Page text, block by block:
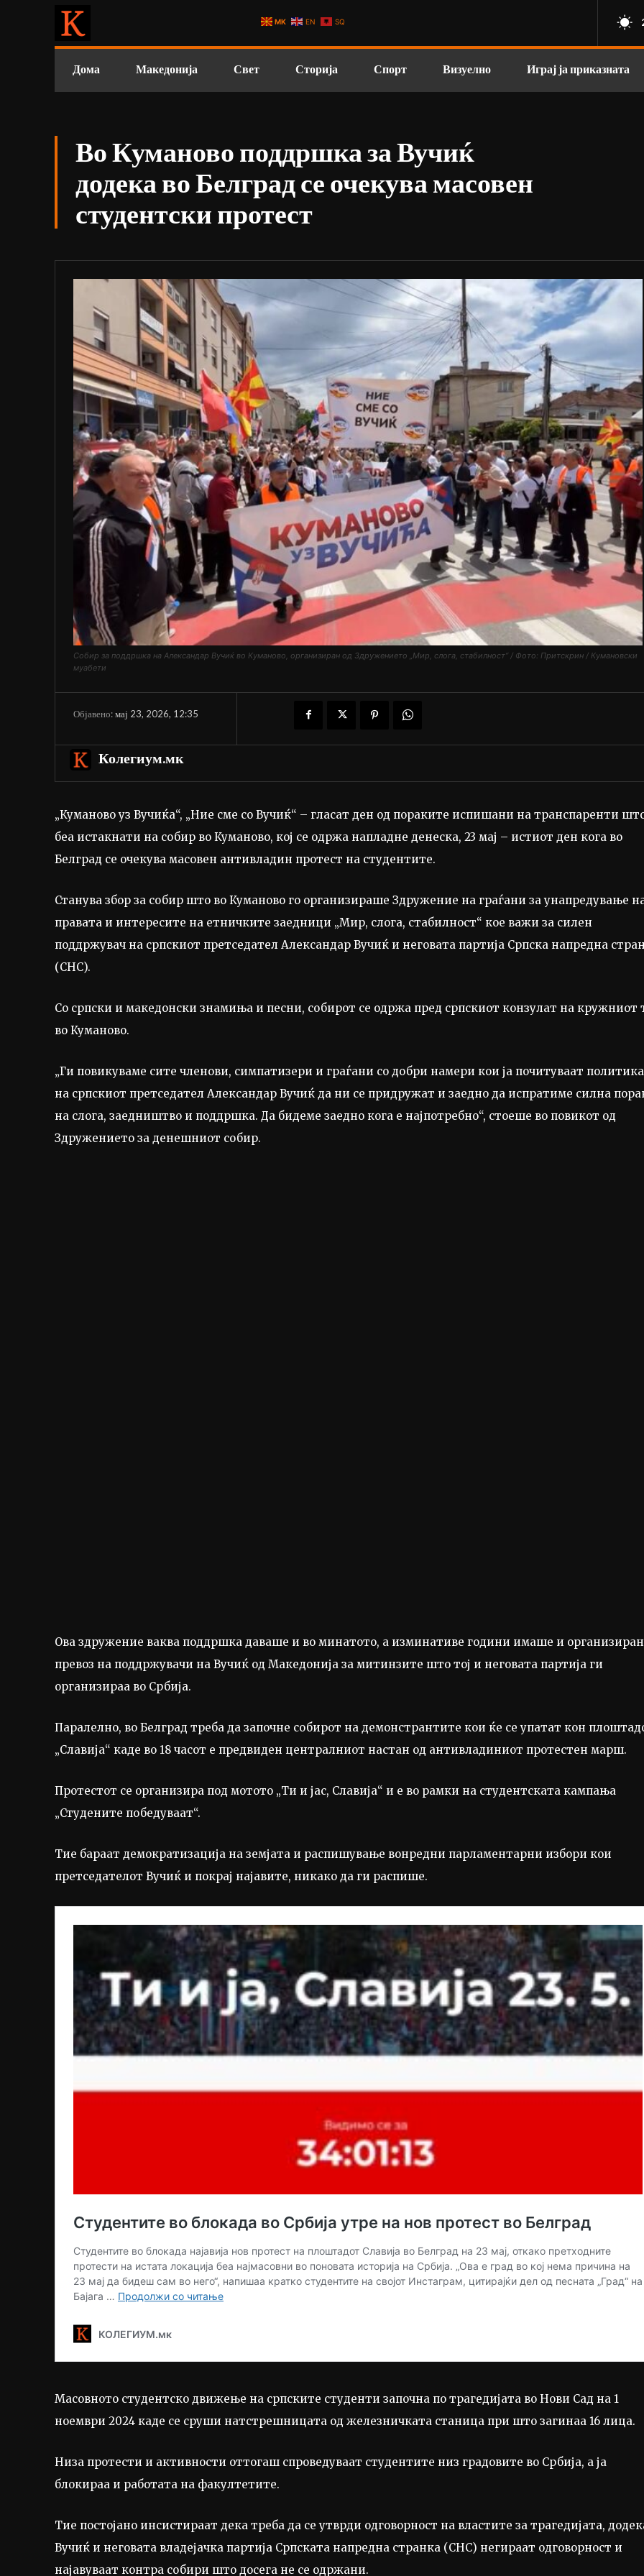
Дома Македонија Свет Сторија Спорт Визуелно Играј ја приказната
Во Куманово поддршка за Вучиќ
додека во Белград се очекува масовен
студентски протест
Собир за поддршка на Александар Вучиќ во Куманово, организиран од Здружението „Мир, слога, стабилност“ / Фото: Притскрин / Кумановски
муабети
Објавено:мај 23, 2026, 12:35
Колегиум.мк
„Куманово уз Вучиќа“, „Ние сме со Вучиќ“ – гласат ден од пораките испишани на транспаренти
беа истакнати на собир во Куманово, кој се одржа напладне денеска, 23 мај – истиот ден кога во
Белград се очекува масовен антивладин протест на студентите.
Станува збор за собир што во Куманово го организираше Здружение на граѓани за унапредување
правата и интересите на етничките заедници „Мир, слога, стабилност“ кое важи за силен
поддржувач на српскиот претседател Александар Вучиќ и неговата партија Српска напредна
(СНС).
Со српски и македонски знамиња и песни, собирот се одржа пред српскиот конзулат на кружниот
во Куманово.
„Ги повикуваме сите членови, симпатизери и граѓани со добри намери кои ја почитуваат
на српскиот претседател Александар Вучиќ да ни се придружат и заедно да испратиме силна
на слога, заедништво и поддршка. Да бидеме заедно кога е најпотребно“, стоеше во повикот од
Здружението за денешниот собир.
Ова здружение ваква поддршка даваше и во минатото, а изминативе години имаше и организиран
превоз на поддржувачи на Вучиќ од Македонија за митинзите што тој и неговата партија ги
организираа во Србија.
Паралелно, во Белград треба да започне собирот на демонстрантите кои ќе се упатат кон
„Славија“ каде во 18 часот е предвиден централниот настан од антивладиниот протестен марш.
Протестот се организира под мотото „Ти и јас, Славија“ и е во рамки на студентската кампања
„Студените победуваат“.
Тие бараат демократизација на земјата и распишување вонредни парламентарни избори кои
претседателот Вучиќ и покрај најавите, никако да ги распише.
Масовното студентско движење на српските студенти започна по трагедијата во Нови Сад на 1
ноември 2024 каде се сруши натстрешницата од железничката станица при што загинаа 16 лица.
Низа протести и активности оттогаш спроведуваат студентите низ градовите во Србија, а ја
блокираа и работата на факултетите.
Тие постојано инсистираат дека треба да се утврди одговорност на властите за трагедијата,
Вучиќ и неговата владејачка партија Српската напредна странка (СНС) негираат одговорност и
најавуваат контра собири што досега не се одржани.
MK EN SQ